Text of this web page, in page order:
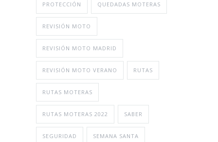
PROTECCIÓN QUEDADAS MOTERAS
REVISIÓN MOTO
REVISIÓN MOTO MADRID
REVISIÓN MOTO VERANO RUTAS
RUTAS MOTERAS
RUTAS MOTERAS 2022 SABER
SEGURIDAD SEMANA SANTA